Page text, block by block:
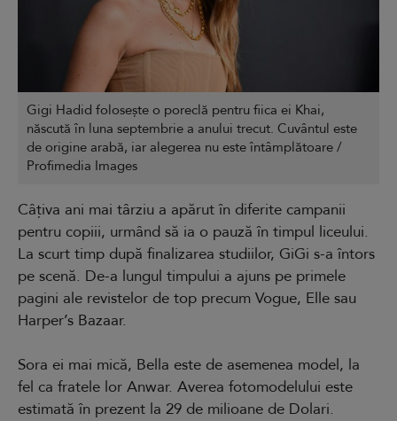
Gigi Hadid folosește o poreclă pentru fiica ei Khai,
născută în luna septembrie a anului trecut. Cuvântul este
de origine arabă, iar alegerea nu este întâmplătoare /
Profimedia Images
Câțiva ani mai târziu a apărut în diferite campanii
pentru copiii, urmând să ia o pauză în timpul liceului.
La scurt timp după finalizarea studiilor, GiGi s-a întors
pe scenă. De-a lungul timpului a ajuns pe primele
pagini ale revistelor de top precum Vogue, Elle sau
Harper’s Bazaar.
Sora ei mai mică, Bella este de asemenea model, la
fel ca fratele lor Anwar. Averea fotomodelului este
estimată în prezent la 29 de milioane de Dolari.